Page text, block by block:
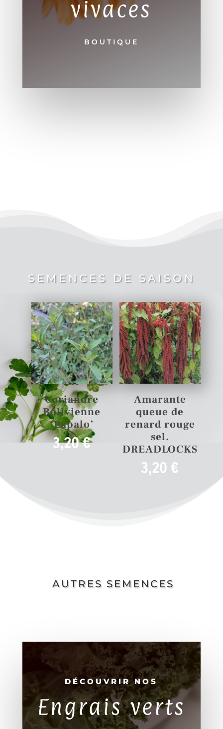
vivaces
BOUTIQUE
SEMENCES DE SAISON
Coriandre
Bolivienne
‘Papalo’
3,20€
Amarante
queue de
renard rouge
sel.
DREADLOCKS
3,20 €
AUTRES SEMENCES
DÉCOUVRIR NOS
Engrais verts